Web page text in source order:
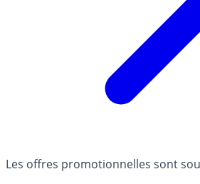
Les offres promotionnelles sont